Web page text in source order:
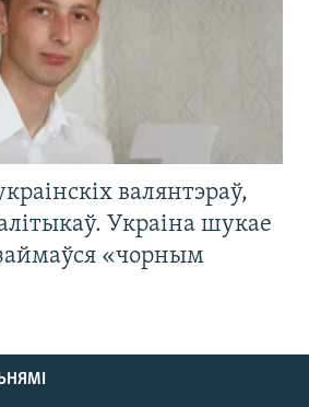
валянтэраў,
Украіна шукае
«чорным